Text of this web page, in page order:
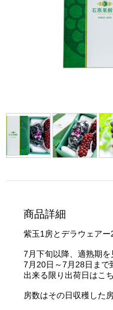
商品詳細
紫玉1房とデラウェアー
7月下旬以降、適熟期を
7月20日～7月28日まで
出来る限り出荷日はこ
房数はその日収穫した